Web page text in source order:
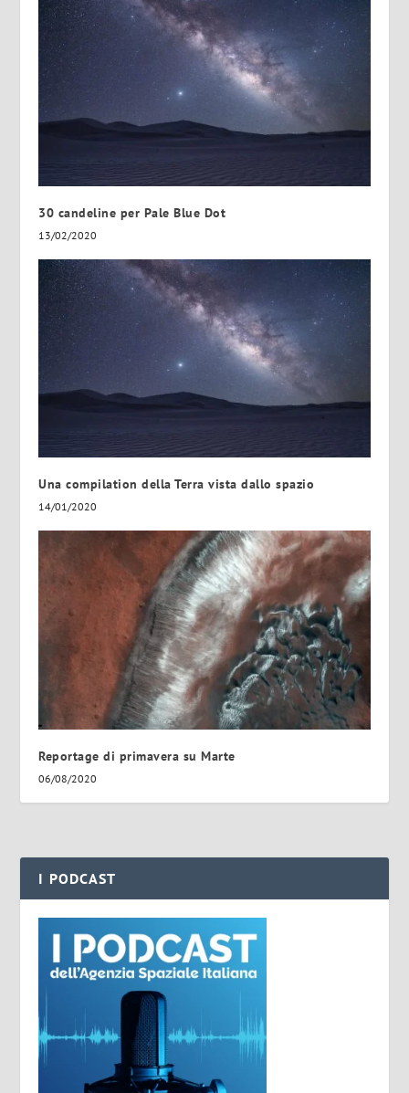
30 candeline per Pale Blue Dot
13/02/2020
Una compilation della Terra vista dallo spazio
14/01/2020
Reportage di primavera su Marte
06/08/2020
I PODCAST